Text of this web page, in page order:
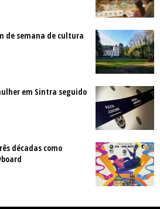
de semana de cultura
em Sintra seguido
décadas como